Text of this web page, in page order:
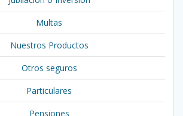
Multas
Nuestros Productos
Otros seguros
Particulares
Pensiones